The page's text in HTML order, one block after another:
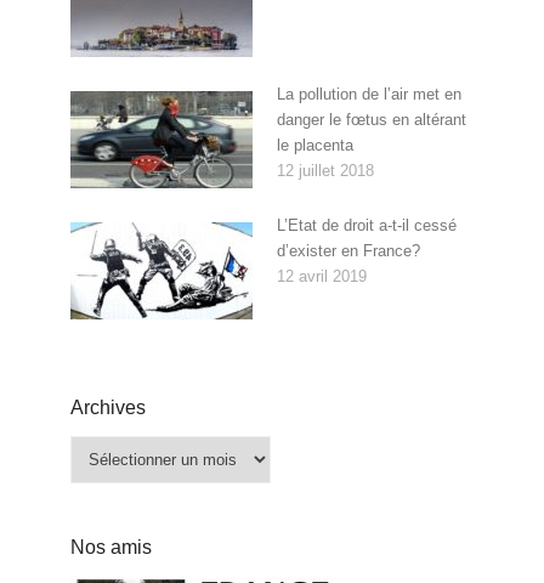
La pollution de l’air met en
danger le fœtus en altérant
le placenta
12 juillet 2018
L’Etat de droit a-t-il cessé
d’exister en France?
12 avril 2019
Archives
Archives
Nos amis